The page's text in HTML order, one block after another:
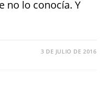
no lo conocía. Y
3 DE JULIO DE 2016